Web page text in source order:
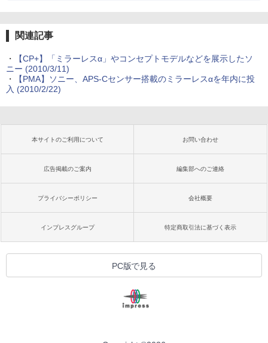
関連記事
・
【CP+】「ミラーレスα」やコンセプトモデルなどを展示したソ
ニー (2010/3/11)
・
【PMA】ソニー、APS-Cセンサー搭載のミラーレスαを年内に投
入 (2010/2/22)
本サイトのご利用について お問い合わせ
広告掲載のご案内 編集部へのご連絡
プライバシーポリシー 会社概要
インプレスグループ 特定商取引法に基づく表示
PC版で見る